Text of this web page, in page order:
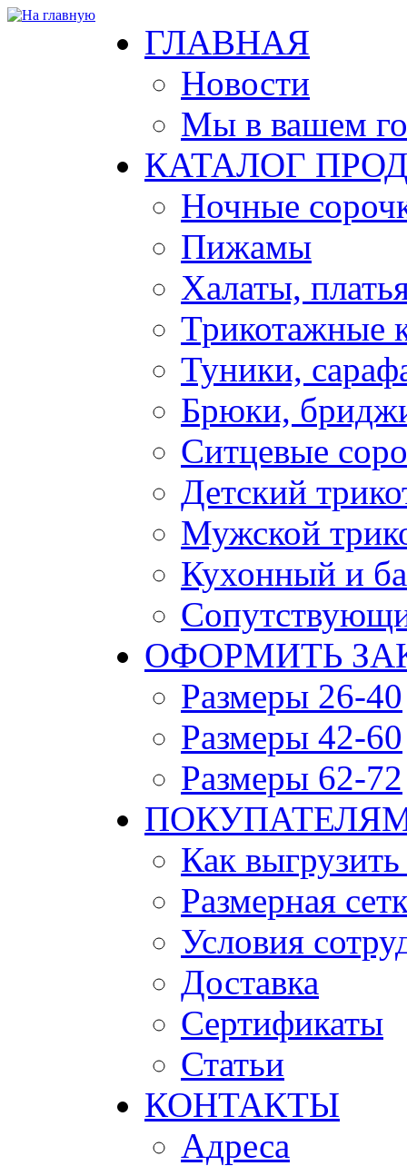
ГЛАВНАЯ
Новости
Мы в вашем
КАТАЛОГ
Ночные
Пижамы
Халаты,
Трикотажные
Туники,
Брюки,
Ситцевые
Детский
Мужской
Кухонный и
ОФОРМИТЬ
Размеры 26-40
Размеры 42-60
Размеры 62-72
Как
Размерная
Условия
Доставка
Сертификаты
Статьи
КОНТАКТЫ
Адреса